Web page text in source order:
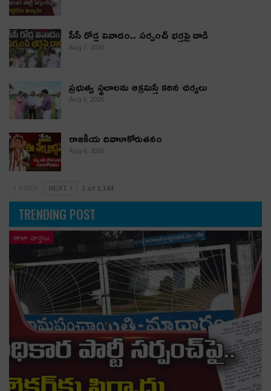
సీసీ రోడ్ల వివాదం.. స‌ర్పంచ్ భ‌ర్త‌పై దాడి
Aug 7, 2026
ప్రభుత్వ స్థలాలను ఆక్రమిస్తే కఠిన చర్యలు
Aug 6, 2026
రాజకీయ దివాళాకోరుతనం
Aug 6, 2026
NEXT 1 of 1,144
TRENDING POST
తాజా వార్తలు